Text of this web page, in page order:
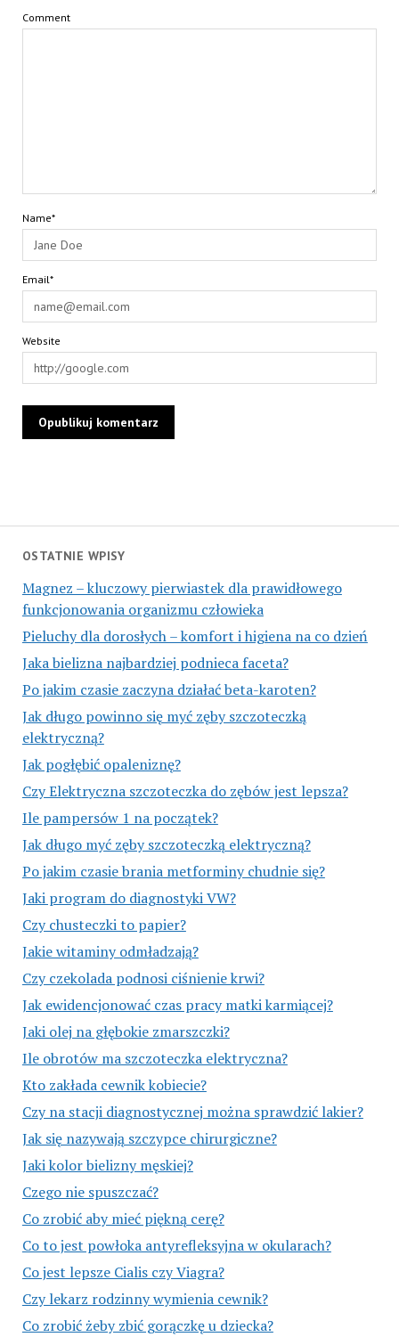
OSTATNIE WPISY
Magnez – kluczowy pierwiastek dla prawidłowego
funkcjonowania organizmu człowieka
Pieluchy dla dorosłych – komfort i higiena na co dzień
Jaka bielizna najbardziej podnieca faceta?
Po jakim czasie zaczyna działać beta-karoten?
Jak długo powinno się myć zęby szczoteczką
elektryczną?
Jak pogłębić opaleniznę?
Czy Elektryczna szczoteczka do zębów jest lepsza?
Ile pampersów 1 na początek?
Jak długo myć zęby szczoteczką elektryczną?
Po jakim czasie brania metforminy chudnie się?
Jaki program do diagnostyki VW?
Czy chusteczki to papier?
Jakie witaminy odmładzają?
Czy czekolada podnosi ciśnienie krwi?
Jak ewidencjonować czas pracy matki karmiącej?
Jaki olej na głębokie zmarszczki?
Ile obrotów ma szczoteczka elektryczna?
Kto zakłada cewnik kobiecie?
Czy na stacji diagnostycznej można sprawdzić lakier?
Jak się nazywają szczypce chirurgiczne?
Jaki kolor bielizny męskiej?
Czego nie spuszczać?
Co zrobić aby mieć piękną cerę?
Co to jest powłoka antyrefleksyjna w okularach?
Co jest lepsze Cialis czy Viagra?
Czy lekarz rodzinny wymienia cewnik?
Co zrobić żeby zbić gorączkę u dziecka?
Comment
Name*
Email*
Website